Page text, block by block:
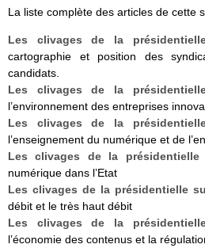
La liste complète des articles de cette
Les clivages de la
cartographie et position des
candidats.
Les clivages de la
l’environnement des entreprises
Les clivages de la
l’enseignement du numérique et de
Les clivages de la
numérique dans l’Etat
Les clivages de la présidentielle
débit et le très haut débit
Les clivages de la
l’économie des contenus et la